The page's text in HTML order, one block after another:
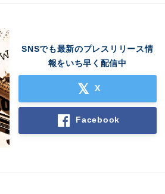
SNSでも最新のプレスリリース情
報をいち早く配信中
X
Facebook